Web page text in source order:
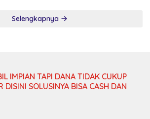
Selengkapnya
IMPIAN TAPI DANA TIDAK CUKUP
DISINI SOLUSINYA BISA CASH DAN